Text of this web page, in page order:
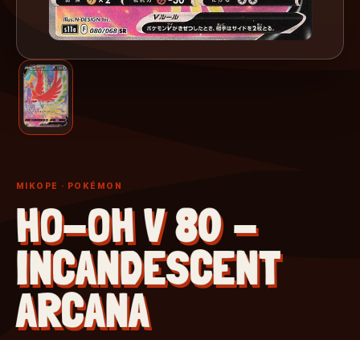
MIKOPE · POKÉMON
HO-OH V 80 -
INCANDESCENT
ARCANA